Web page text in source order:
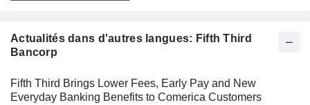
Actualités dans d'autres langues: Fifth Third
Bancorp
Fifth Third Brings Lower Fees, Early Pay and New
Everyday Banking Benefits to Comerica Customers